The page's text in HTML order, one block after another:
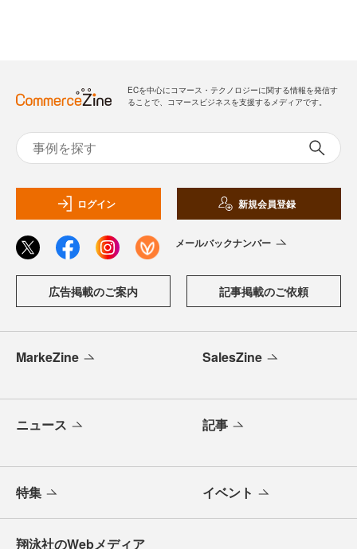
ECを中心にコマース・テクノロジーに関する情報を発信す
ることで、コマースビジネスを支援するメディアです。
ログイン 新規会員登録
メールバックナンバー
広告掲載のご案内 記事掲載のご依頼
MarkeZine SalesZine
ニュース 記事
特集 イベント
翔泳社のWebメディア